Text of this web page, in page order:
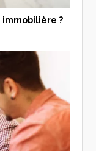
immobilière ?